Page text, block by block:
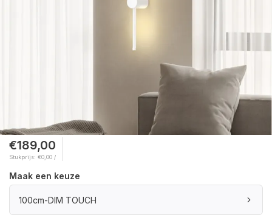
€189,00
Stukprijs: €0,00 /
Maak een keuze
100cm-DIM TOUCH